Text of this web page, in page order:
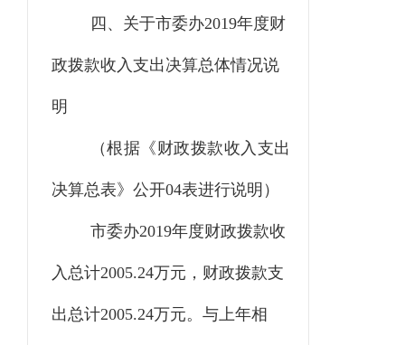
四、关于市委办2019年度财
政拨款收入支出决算总体情况说
明
（根据《财政拨款收入支出
决算总表》公开04表进行说明）
市委办2019年度财政拨款收
入总计2005.24万元，财政拨款支
出总计2005.24万元。与上年相